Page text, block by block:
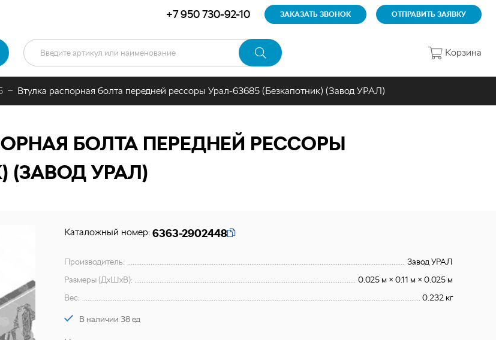
+7 950 730-92-10 ЗАКАЗАТЬ ЗВОНОК ОТПРАВИТЬ ЗАЯВКУ
Корзина
Втулка распорная болта передней рессоры Урал-63685 (Безкапотник) (Завод УРАЛ)
БОЛТА ПЕРЕДНЕЙ РЕССОРЫ
(ЗАВОД УРАЛ)
Каталожный номер: 6363-2902448
Производитель:
Завод УРАЛ
Размеры (ДхШхВ):
0.025 м × 0.11 м × 0.025 м
Вес:
0.232 кг
В наличии 38 ед